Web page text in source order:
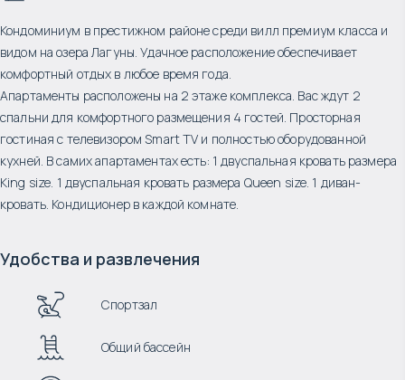
Кондоминиум в престижном районе среди вилл премиум класса и
видом на озера Лагуны. Удачное расположение обеспечивает
комфортный отдых в любое время года.
Апартаменты расположены на 2 этаже комплекса. Вас ждут 2
спальни для комфортного размещения 4 гостей. Просторная
гостиная с телевизором Smart TV и полностью оборудованной
кухней. В самих апартаментах есть: 1 двуспальная кровать размера
King size. 1 двуспальная кровать размера Queen size. 1 диван-
кровать. Кондиционер в каждой комнате.
Удобства и развлечения
Спортзал
Общий бассейн